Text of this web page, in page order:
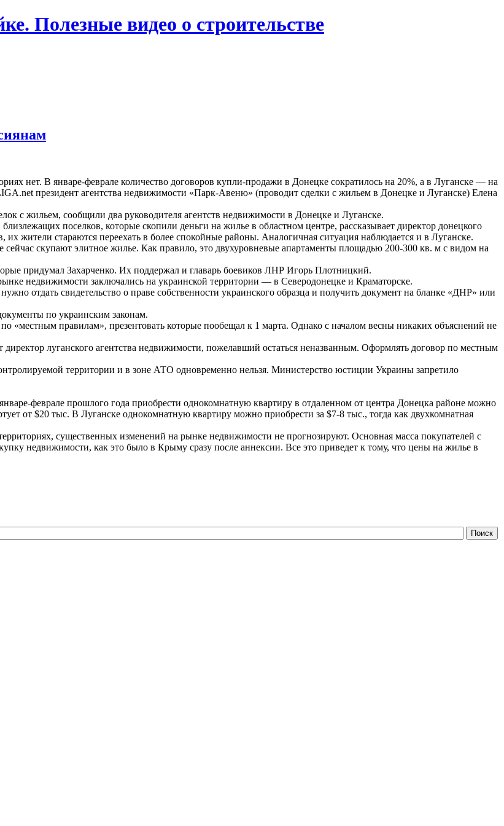
Полезные видео о строительстве
нет. В январе-феврале количество договоров купли-продажи в Донецке сократилось на 20%, а в Луганске — на
президент агентства недвижимости «Парк-Авеню» (проводит сделки с жильем в Донецке и Луганске) Елена
с жильем, сообщили два руководителя агентств недвижимости в Донецке и Луганске.
поселков, которые скопили деньги на жилье в областном центре, рассказывает директор донецкого
жители стараются переехать в более спокойные районы. Аналогичная ситуация наблюдается и в Луганске.
скупают элитное жилье. Как правило, это двухуровневые апартаменты площадью 200-300 кв. м с видом на
придумал Захарченко. Их поддержал и главарь боевиков ЛНР Игорь Плотницкий.
недвижимости заключались на украинской территории — в Северодонецке и Краматорске.
отдать свидетельство о праве собственности украинского образца и получить документ на бланке «ДНР» или
по украинским законам.
«местным правилам», презентовать которые пообещал к 1 марта. Однако с началом весны никаких объяснений не
директор луганского агентства недвижимости, пожелавший остаться неназванным. Оформлять договор по местным
территории и в зоне АТО одновременно нельзя. Министерство юстиции Украины запретило
феврале прошлого года приобрести однокомнатную квартиру в отдаленном от центра Донецка районе можно
от $20 тыс. В Луганске однокомнатную квартиру можно приобрести за $7-8 тыс., тогда как двухкомнатная
существенных изменений на рынке недвижимости не прогнозируют. Основная масса покупателей с
недвижимости, как это было в Крыму сразу после аннексии. Все это приведет к тому, что цены на жилье в